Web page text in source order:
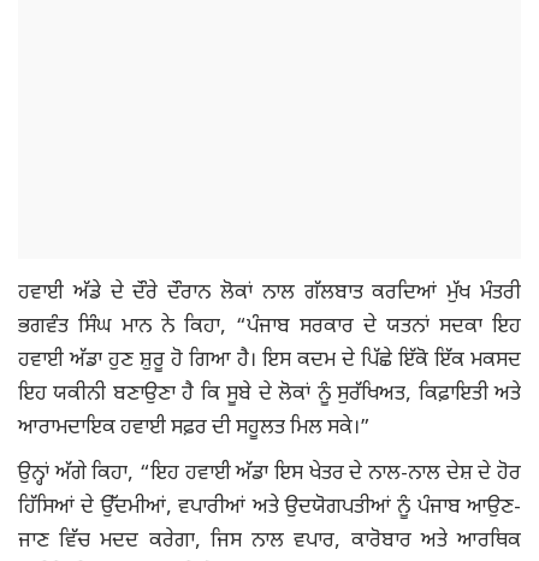
ਹਵਾਈ ਅੱਡੇ ਦੇ ਦੌਰੇ ਦੌਰਾਨ ਲੋਕਾਂ ਨਾਲ ਗੱਲਬਾਤ ਕਰਦਿਆਂ ਮੁੱਖ ਮੰਤਰੀ
ਭਗਵੰਤ ਸਿੰਘ ਮਾਨ ਨੇ ਕਿਹਾ, “ਪੰਜਾਬ ਸਰਕਾਰ ਦੇ ਯਤਨਾਂ ਸਦਕਾ ਇਹ
ਹਵਾਈ ਅੱਡਾ ਹੁਣ ਸ਼ੁਰੂ ਹੋ ਗਿਆ ਹੈ। ਇਸ ਕਦਮ ਦੇ ਪਿੱਛੇ ਇੱਕੋ ਇੱਕ ਮਕਸਦ
ਇਹ ਯਕੀਨੀ ਬਣਾਉਣਾ ਹੈ ਕਿ ਸੂਬੇ ਦੇ ਲੋਕਾਂ ਨੂੰ ਸੁਰੱਖਿਅਤ, ਕਿਫ਼ਾਇਤੀ ਅਤੇ
ਆਰਾਮਦਾਇਕ ਹਵਾਈ ਸਫ਼ਰ ਦੀ ਸਹੂਲਤ ਮਿਲ ਸਕੇ।”
ਉਨ੍ਹਾਂ ਅੱਗੇ ਕਿਹਾ, “ਇਹ ਹਵਾਈ ਅੱਡਾ ਇਸ ਖੇਤਰ ਦੇ ਨਾਲ-ਨਾਲ ਦੇਸ਼ ਦੇ ਹੋਰ
ਹਿੱਸਿਆਂ ਦੇ ਉੱਦਮੀਆਂ, ਵਪਾਰੀਆਂ ਅਤੇ ਉਦਯੋਗਪਤੀਆਂ ਨੂੰ ਪੰਜਾਬ ਆਉਣ-
ਜਾਣ ਵਿੱਚ ਮਦਦ ਕਰੇਗਾ, ਜਿਸ ਨਾਲ ਵਪਾਰ, ਕਾਰੋਬਾਰ ਅਤੇ ਆਰਥਿਕ